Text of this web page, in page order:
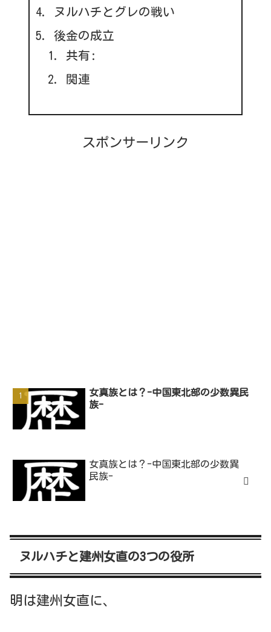
ヌルハチとグレの戦い
後金の成立
共有:
関連
スポンサーリンク
女真族とは？-中国東北部の少数異民
族-
女真族とは？-中国東北部の少数異
民族-
ヌルハチと建州女直の3つの役所
明は建州女直に、